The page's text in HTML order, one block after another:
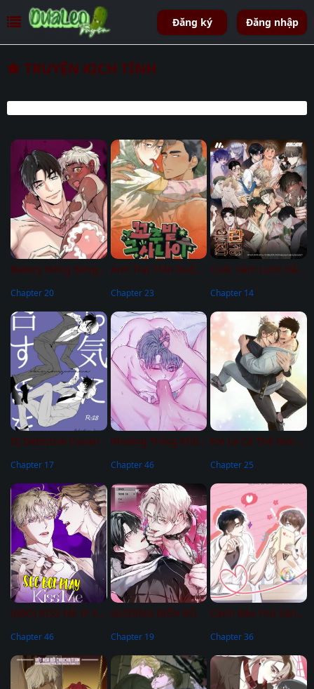
Đăng ký Đăng nhập
TRUYỆN KỊCH TÍNH
Bakery Nóng Bỏng Tay
Chapter 20
Anh Trai Trên Ruộng Ớt
Chapter 23
Cuộc Xâm Lược Dâm Đãng
Chapter 14
DJ Detective Conan
Chapter 17
Khoảng Trống Không Hoàn Hảo
Chapter 46
Em Là Cả Thế Giới Trong Tôi
Chapter 25
(ABO) KISS ME IF YOU CAN
Chapter 46
GUIDING ĐIÊN RỒ
Chapter 19
Cảnh Báo Thú Săn Mồi
Chapter 36